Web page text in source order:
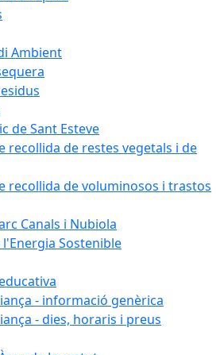
Ambient
de Sant Esteve
recollida de restes vegetals i de
recollida de voluminosos i trastos
Canals i Nubiola
Sostenible
- informació genèrica
- dies, horaris i preus